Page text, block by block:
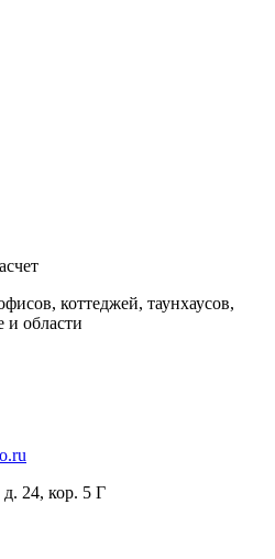
коттеджей, таунхаусов,
и области
24, кор. 5 Г